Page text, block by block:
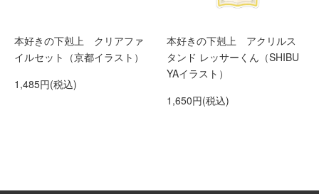
本好きの下剋上 クリアファ
イルセット（京都イラスト）
1,485円(税込)
本好きの下剋上 アクリルス
タンド レッサーくん（SHIBU
YAイラスト）
1,650円(税込)